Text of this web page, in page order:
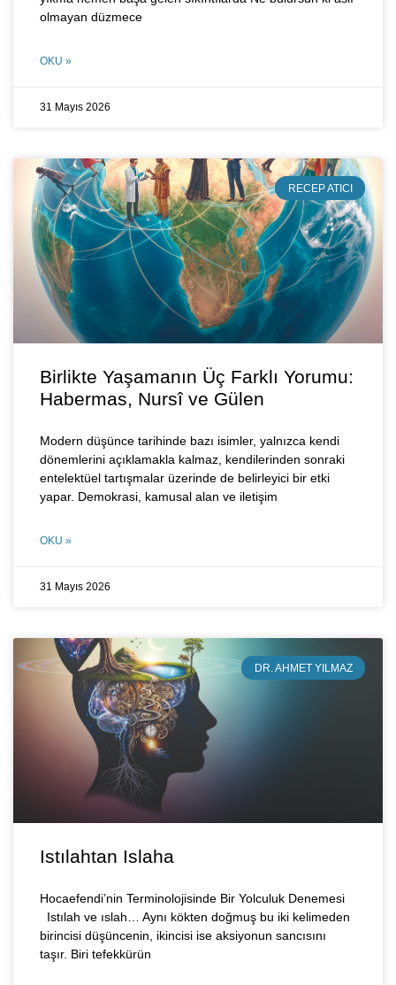
olmayan düzmece
OKU »
31 Mayıs 2026
RECEP ATICI
Birlikte Yaşamanın Üç Farklı Yorumu:
Habermas, Nursî ve Gülen
Modern düşünce tarihinde bazı isimler, yalnızca kendi
dönemlerini açıklamakla kalmaz, kendilerinden sonraki
entelektüel tartışmalar üzerinde de belirleyici bir etki
yapar. Demokrasi, kamusal alan ve iletişim
OKU »
31 Mayıs 2026
DR. AHMET YILMAZ
Istılahtan Islaha
Hocaefendi’nin Terminolojisinde Bir Yolculuk Denemesi
Istılah ve ıslah… Aynı kökten doğmuş bu iki kelimeden
birincisi düşüncenin, ikincisi ise aksiyonun sancısını
taşır. Biri tefekkürün